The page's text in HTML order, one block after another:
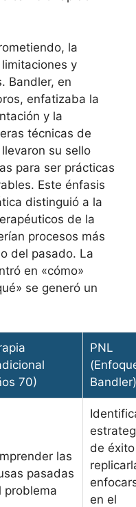
la
y
Bandler, en
enfatizaba la
y la
técnicas de
su sello
para ser prácticas
Este énfasis
distinguió a la
de la
procesos más
del pasado. La
en «cómo»
se generó un
70)
PNL
las
pasadas
problema
de
en el